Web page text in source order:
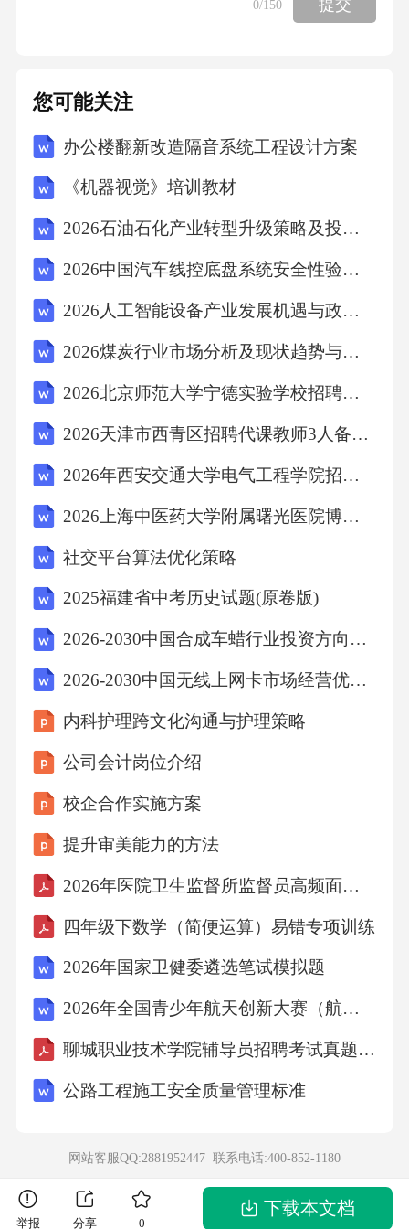
0/150 提交
您可能关注
办公楼翻新改造隔音系统工程设计方案
《机器视觉》培训教材
2026石油石化产业转型升级策略及投资风险评估分析
2026中国汽车线控底盘系统安全性验证标准与发展趋势报告
2026人工智能设备产业发展机遇与政策分析深度研究报告
2026煤炭行业市场分析及现状趋势与投资布局策略研究报告
2026北京师范大学宁德实验学校招聘教师4人（三）模拟试卷带答案详解AB卷
2026天津市西青区招聘代课教师3人备考题库附答案详解（精练）
2026年西安交通大学电气工程学院招聘考前冲刺试卷（全优）附答案详解
2026上海中医药大学附属曙光医院博士后招收计划（三）笔试题库（培优B卷）附答案详解
社交平台算法优化策略
2025福建省中考历史试题(原卷版)
2026-2030中国合成车蜡行业投资方向研究及市场前景趋势洞察研究报告
2026-2030中国无线上网卡市场经营优势与投资机会剖析报告
内科护理跨文化沟通与护理策略
公司会计岗位介绍
校企合作实施方案
提升审美能力的方法
2026年医院卫生监督所监督员高频面试题包含详细解答
四年级下数学（简便运算）易错专项训练
2026年国家卫健委遴选笔试模拟题
2026年全国青少年航天创新大赛（航天知识问答）经典试题及答案
聊城职业技术学院辅导员招聘考试真题及答案
公路工程施工安全质量管理标准
网站客服QQ:2881952447 联系电话:400-852-1180
举报 分享 0
下载本文档